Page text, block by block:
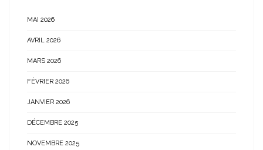
MAI 2026
AVRIL 2026
MARS 2026
FÉVRIER 2026
JANVIER 2026
DÉCEMBRE 2025
NOVEMBRE 2025